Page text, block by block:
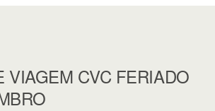
VIAGEM CVC FERIADO